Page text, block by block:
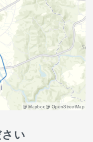
@ Mapbox @ OpenStreetMap
い